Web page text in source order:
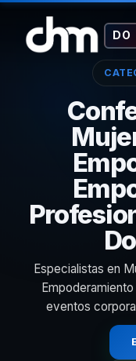
DO
Especialistas en
eventos